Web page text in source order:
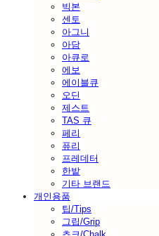
빅본
센토
아그니
아담
아큐로
에보
에이블큐
오딘
제스트
TAS 큐
페리
퓨리
프레데터
한밭
기타 브랜드
개인용품
팁/Tips
그립/Grip